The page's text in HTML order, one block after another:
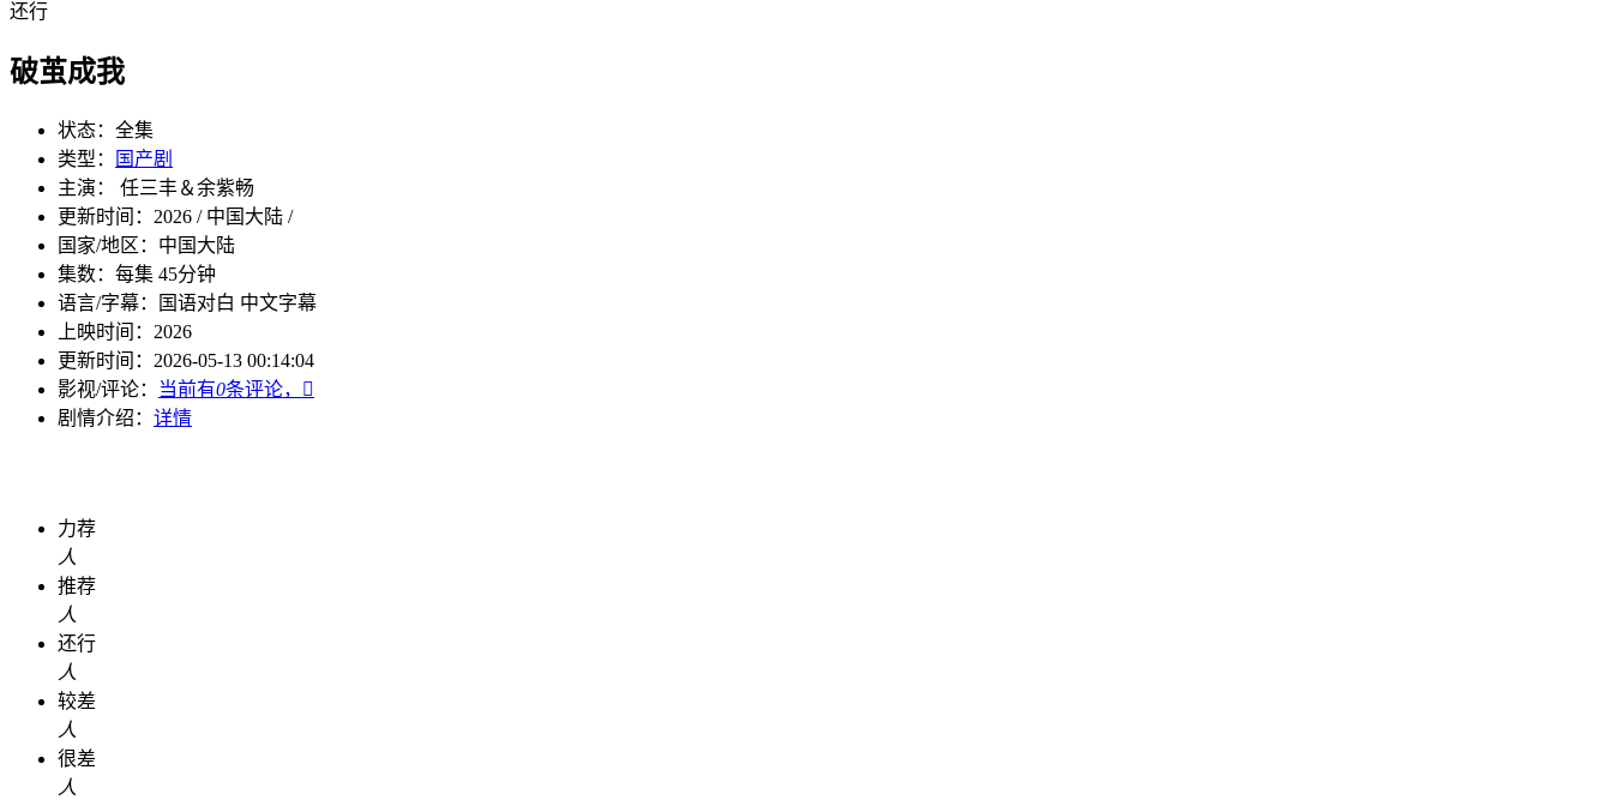
还行
破茧成我
状态： 全集
类型：
国产剧
主演： 任三丰＆余紫畅
更新时间： 2026 / 中国大陆 /
国家/地区： 中国大陆
集数： 每集 45分钟
语言/字幕：
国语对白 中文字幕
上映时间： 2026
更新时间： 2026-05-13 00:14:04
影视/评论：
当前有0条评论，

剧情介绍： 详情
力荐
人
推荐
人
还行
人
较差
人
很差
人